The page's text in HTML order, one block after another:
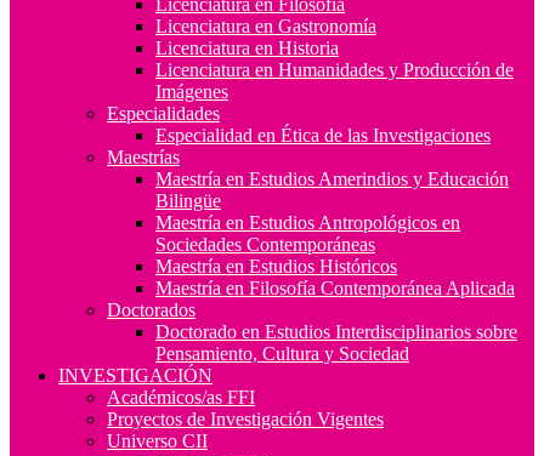
Licenciatura en Gastronomía
Licenciatura en Historia
Licenciatura en Humanidades y Producción de
Imágenes
Especialidades
Especialidad en Ética de las Investigaciones
Maestrías
Maestría en Estudios Amerindios y Educación
Bilingüe
Maestría en Estudios Antropológicos en
Sociedades Contemporáneas
Maestría en Estudios Históricos
Maestría en Filosofía Contemporánea Aplicada
Doctorados
Doctorado en Estudios Interdisciplinarios sobre
Pensamiento, Cultura y Sociedad
INVESTIGACIÓN
Académicos/as FFI
Proyectos de Investigación Vigentes
Universo CII